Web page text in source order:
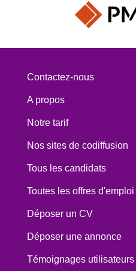
Contactez-nous
A propos
Notre tarif
Nos sites de codiffusion
Tous les candidats
Toutes les offres d'emploi
Déposer un CV
Déposer une annonce
Témoignages utilisateurs